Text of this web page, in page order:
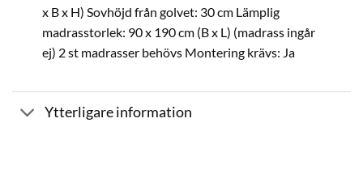
x B x H) Sovhöjd från golvet: 30 cm Lämplig
madrasstorlek: 90 x 190 cm (B x L) (madrass ingår
ej) 2 st madrasser behövs Montering krävs: Ja
Ytterligare information